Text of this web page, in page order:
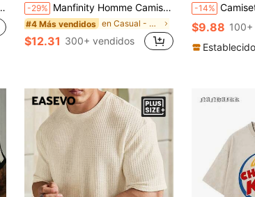
-29% Manfinity Homme Camiseta de manga corta casual para hombre, fabricada con una tela de textura de jacquard a rayas verticales, de moda versátil, adecuada para uso diario. Es el regalo perfecto para el novio o el esposo. Camiseta para hombre de talla grande
#4 Más vendidos en Casual - Básico Camisetas de talla grande para
$12.31 300+ vendidos
-14% Camiseta de manga corta
$9.88